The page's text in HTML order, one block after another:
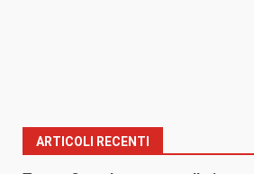
ARTICOLI RECENTI